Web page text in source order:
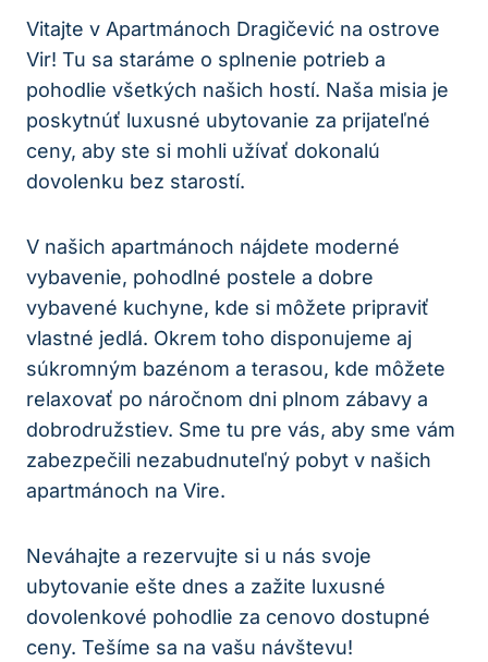
Vitajte v Apartmánoch Dragičević na ostrove
Vir! Tu sa staráme o splnenie potrieb a
pohodlie všetkých našich hostí. Naša misia je
poskytnúť luxusné ubytovanie za prijateľné
ceny, aby ste si mohli užívať dokonalú
dovolenku bez starostí.
V našich apartmánoch nájdete moderné
vybavenie, pohodlné postele a dobre
vybavené kuchyne, kde si môžete pripraviť
vlastné jedlá. Okrem toho disponujeme aj
súkromným bazénom a terasou, kde môžete
relaxovať po náročnom dni plnom zábavy a
dobrodružstiev. Sme tu pre vás, aby sme vám
zabezpečili nezabudnuteľný pobyt v našich
apartmánoch na Vire.
Neváhajte a rezervujte si u nás svoje
ubytovanie ešte dnes a zažite luxusné
dovolenkové pohodlie za cenovo dostupné
ceny. Tešíme sa na vašu návštevu!